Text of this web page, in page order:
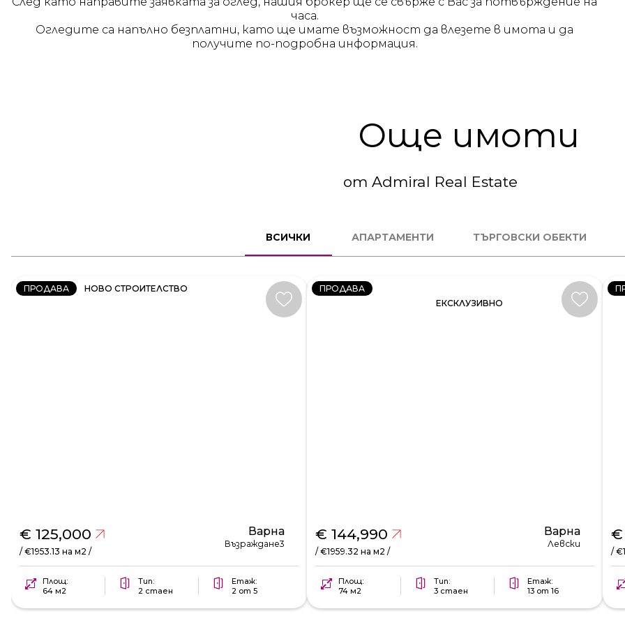
часа.
Огледите са напълно безплатни, като ще имате възможност да влезете в имота и да
получите по-подробна информация.
Още имоти
от Admiral Real Estate
ВСИЧКИ АПАРТАМЕНТИ ТЪРГОВСКИ ОБЕКТИ
ПРОДАВА НОВО СТРОИТЕЛСТВО
231606
€ 125,000
/ €1953.13 на м2 /
Варна
Възраждане3
Площ:
64 м2
Тип:
2 стаен
Етаж:
2 от 5
ПРОДАВА
ЕКСКЛУЗИВНО
231581
€ 144,990
/ €1959.32 на м2 /
Варна
Левски
Площ:
74 м2
Тип:
3 стаен
Етаж:
13 от 16
€
/